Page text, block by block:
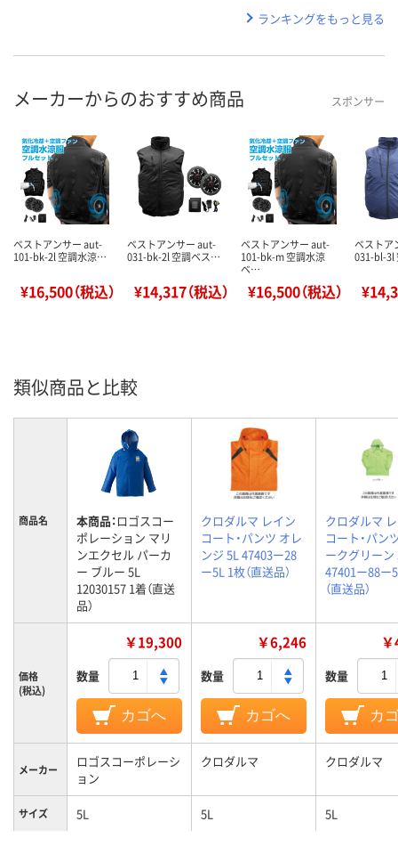
ランキングをもっと見る
メーカーからのおすすめ商品 スポンサー
ベストアンサー aut-
101-bk-2l 空調水涼…
¥16,500（税込）
ベストアンサー aut-
031-bk-2l 空調ベス…
¥14,317（税込）
ベストアンサー aut-
101-bk-m 空調水涼
ベ…
¥16,500（税込）
ベストア
031-bl-3l
類似商品と比較
商品名 本商品：ロゴスコー
ポレーション マリ
ンエクセル パーカ
ー ブルー 5L
12030157 1着（直送
品）
クロダルマ レイン
コート・パンツ オレ
ンジ 5L 47403ー28
ー5L 1枚（直送品）
クロダルマ
コート・パン
ークグリーン
47401ー88ー
（直送品）
価格
(税込)
￥19,300
数量
カゴへ
￥6,246
数量
カゴへ
数量
カ
メーカー
ロゴスコーポレーシ
ョン
クロダルマ クロダルマ
サイズ 5L 5L 5L